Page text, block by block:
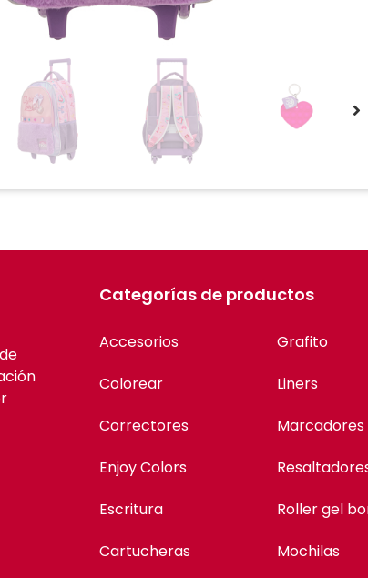
Categorías de productos
Accesorios
Colorear
Correctores
Enjoy Colors
Escritura
Cartucheras
Grafito
Liners
Marcadores
Roller gel
Mochilas